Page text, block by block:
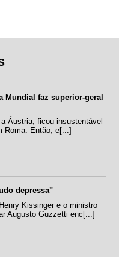
Mundial faz superior-geral
Áustria, ficou insustentável
Roma. Então, e[...]
depressa"
Kissinger e o ministro
Augusto Guzzetti enc[...]